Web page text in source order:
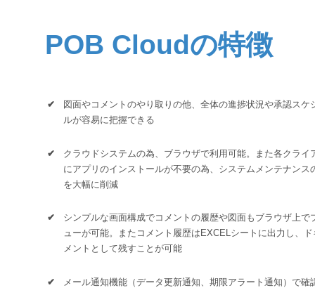
POB Cloudの特徴
✔
図面やコメントのやり取りの他、全体の進捗状況や承認スケ
ルが容易に把握できる
✔
クラウドシステムの為、ブラウザで利用可能。また各クライ
にアプリのインストールが不要の為、システムメンテナンス
を大幅に削減
✔
シンプルな画面構成でコメントの履歴や図面もブラウザ上で
ューが可能。またコメント履歴はEXCELシートに出力し、ド
メントとして残すことが可能
✔
メール通知機能（データ更新通知、期限アラート通知）で確